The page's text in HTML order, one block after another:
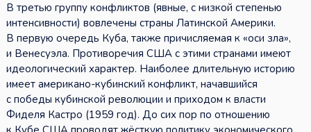
В третью группу конфликтов (явные, с низкой степенью
интенсивности) вовлечены страны Латинской Америки.
В первую очередь Куба, также причисляемая к «оси зла»,
и Венесуэла. Противоречия США с этими странами имеют
идеологический характер. Наиболее длительную историю
имеет американо-кубинский конфликт, начавшийся
с победы кубинской революции и приходом к власти
Фиделя Кастро (1959 год). До сих пор по отношению